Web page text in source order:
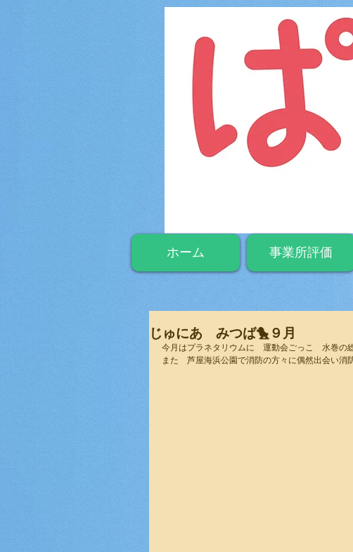
ホーム 事業所評価
じゅにあ みつば🐤９月
今月はプラネタリウムに　運動会ごっこ　水巻の
また　芦屋海浜公園で消防の方々に偶然出会い